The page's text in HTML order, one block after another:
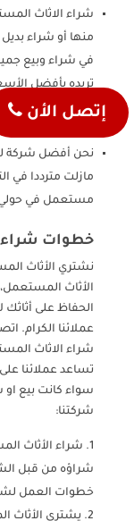
شراء الاثاث
منها أو شراء
في شراء وبيع
تريده بأفضل
شراء الأثاث
هو توفير عمالة
نحن أفضل شركة
مازلت مترددا في
مستعمل في
خطوات شراء
نشتري الأثاث
الأثاث
الحفاظ على أثاثك
عملائنا الكرام.
شراء الاثاث
تساعد عملائنا
سواء كانت بيع او
شركتنا:
شراء الأثاث
شراؤه من قبل
خطوات العمل
يشتري الأثاث
إتصل الأن